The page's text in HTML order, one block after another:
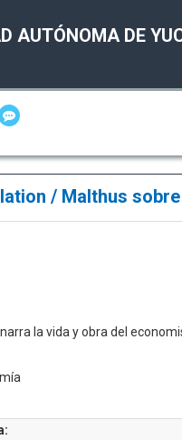
AUTÓNOMA DE
/ Malthus
la vida y obra del